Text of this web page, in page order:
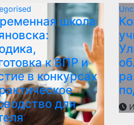
школа
к ВПР и
в конкурсах
для